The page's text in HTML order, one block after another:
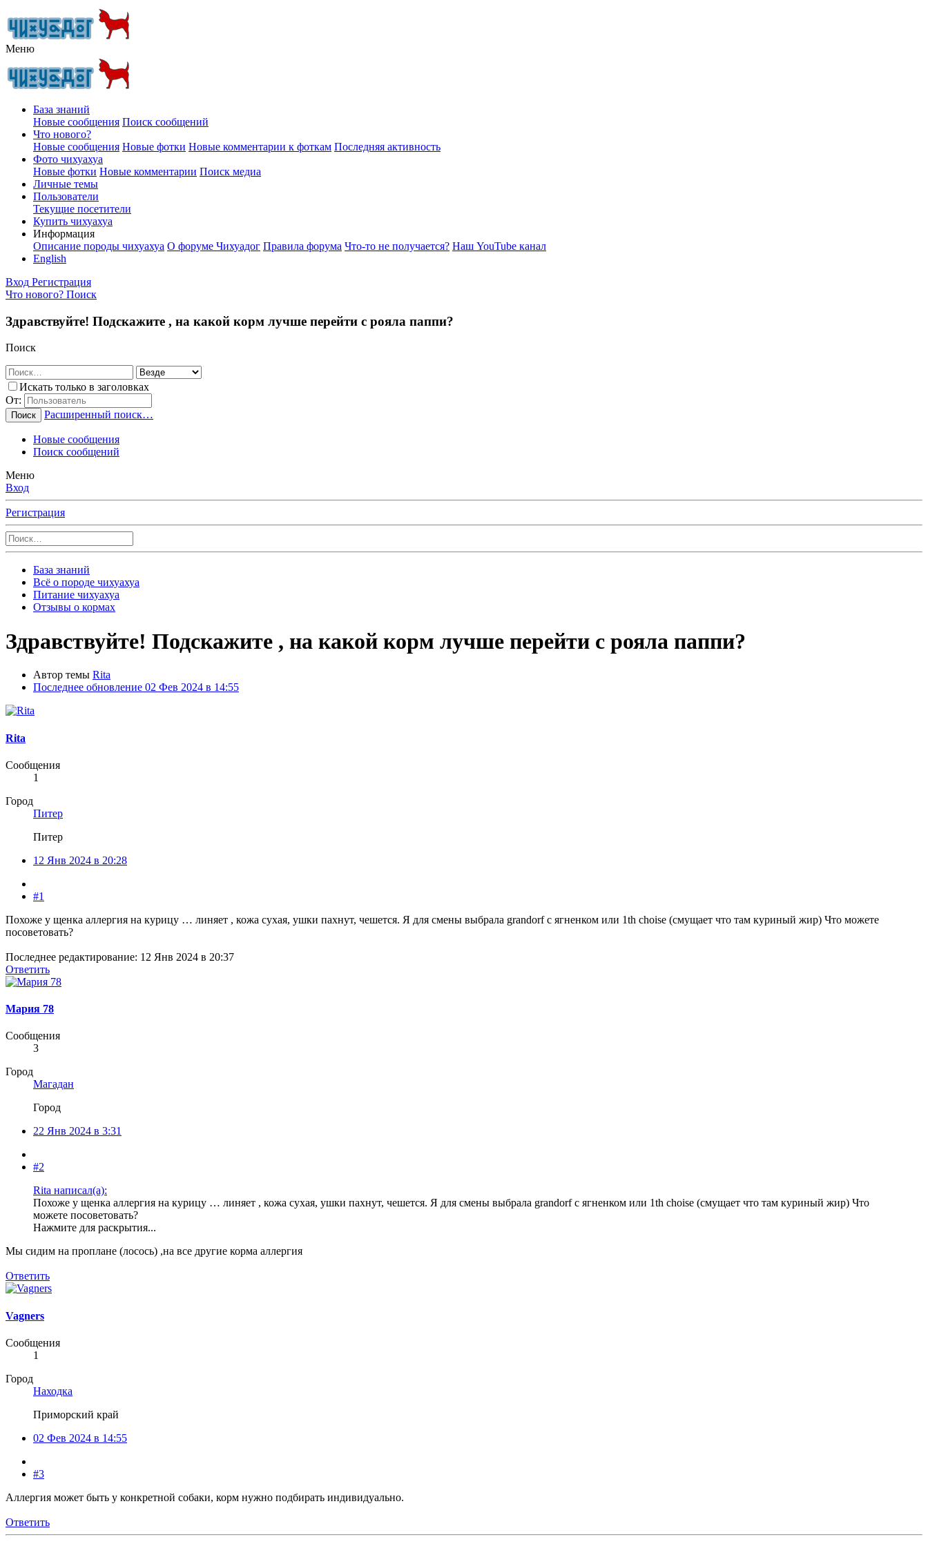
Меню
База знаний
Новые сообщения Поиск сообщений
Что нового?
Новые сообщения Новые фотки Новые комментарии к фоткам Последняя активность
Фото чихуахуа
Новые фотки Новые комментарии Поиск медиа
Личные темы
Пользователи
Текущие посетители
Купить чихуахуа
Информация
Описание породы чихуахуа О форуме Чихуадог Правила форума Что-то не получается? Наш YouTube канал
English
Вход Регистрация
Что нового? Поиск
Здравствуйте! Подскажите , на какой корм лучше перейти с рояла паппи?
Поиск
Искать только в заголовках
От:
Поиск Расширенный поиск…
Новые сообщения
Поиск сообщений
Меню
Вход
Регистрация
База знаний
Всё о породе чихуахуа
Питание чихуахуа
Отзывы о кормах
Здравствуйте! Подскажите , на какой корм лучше перейти с рояла паппи?
Автор темы Rita
Последнее обновление 02 Фев 2024 в 14:55
Rita
Сообщения
1
Город
Питер
Питер
12 Янв 2024 в 20:28
#1
Похоже у щенка аллергия на курицу … линяет , кожа сухая, ушки пахнут, чешется. Я для смены выбрала grandorf с ягненком или 1th choise (смущает что там куриный жир) Что можете
посоветовать?
Последнее редактирование: 12 Янв 2024 в 20:37
Ответить
Мария 78
Сообщения
3
Город
Магадан
Город
22 Янв 2024 в 3:31
#2
Rita написал(а):
Похоже у щенка аллергия на курицу … линяет , кожа сухая, ушки пахнут, чешется. Я для смены выбрала grandorf с ягненком или 1th choise (смущает что там куриный жир) Что
можете посоветовать?
Нажмите для раскрытия...
Мы сидим на проплане (лосось) ,на все другие корма аллергия
Ответить
Vagners
Сообщения
1
Город
Находка
Приморский край
02 Фев 2024 в 14:55
#3
Аллергия может быть у конкретной собаки, корм нужно подбирать индивидуально.
Ответить